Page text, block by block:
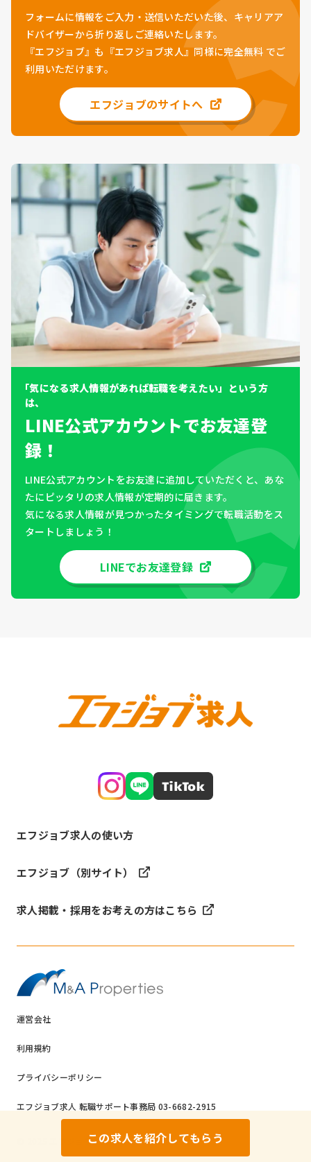
フォームに情報をご入力・送信いただいた後、キャリアア
ドバイザーから折り返しご連絡いたします。
『エフジョブ』も『エフジョブ求人』同様に完全無料 でご
利用いただけます。
エフジョブのサイトへ
「気になる求人情報があれば転職を考えたい」という方
は、
LINE公式アカウントでお友達登
録！
LINE公式アカウントをお友達に追加していただくと、あな
たにピッタリの求人情報が定期的に届きます。
気になる求人情報が見つかったタイミングで転職活動をス
タートしましょう！
LINEでお友達登録
エフジョブ求人の使い方
エフジョブ（別サイト）
求人掲載・採用をお考えの方はこちら
運営会社
利用規約
プライバシーポリシー
エフジョブ求人 転職サポート事務局 03-6682-2915
© ️2025 エフジョブ求人 All rights reserved.
この求人を紹介してもらう